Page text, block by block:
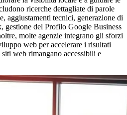
ricerche dettagliate di parole
aggiustamenti tecnici, generazione di
gestione del Profilo Google Business
molte agenzie integrano gli sforzi
web per accelerare i risultati
web rimangano accessibili e